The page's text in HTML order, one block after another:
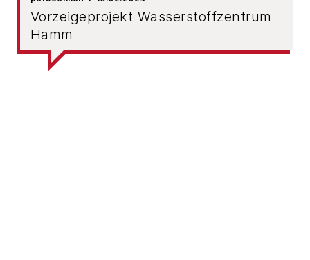
Vorzeigeprojekt Wasserstoffzentrum
Hamm